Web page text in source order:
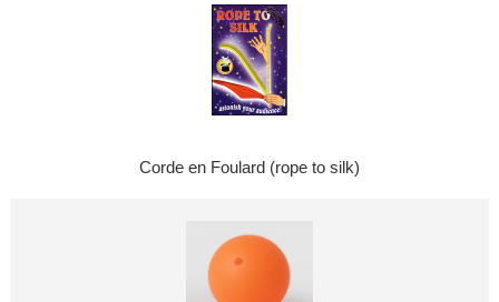
Corde en Foulard (rope to silk)